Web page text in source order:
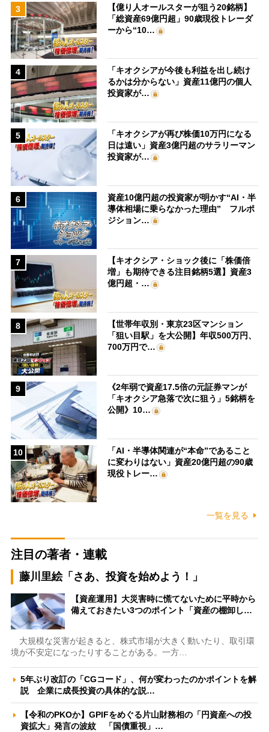
3
【億り人オールスターが狙う20銘柄】
「総資産69億円超」90歳現役トレーダ
ーから“10…
4
「キオクシアが今後も利益を出し続け
るかは分からない」資産11億円の個人
投資家が…
5
「キオクシアが再び株価10万円になる
日は遠い」資産3億円超のサラリーマン
投資家が…
6
資産10億円超の投資家が明かす“AI・半
導体相場に乗らなかった理由” フルポ
ジション…
7
【キオクシア・ショック後に「株価倍
増」も期待できる注目銘柄5選】資産3
億円超・…
8
【世帯年収別・東京23区マンション
「狙い目駅」を大公開】年収500万円、
700万円で…
9
《2年弱で資産17.5倍の元証券マンが
「キオクシア急落で次に狙う」5銘柄を
公開》10…
10
「AI・半導体関連が“本命”であること
に変わりはない」資産20億円超の90歳
現役トレー…
一覧を見る
注目の著者・連載
藤川里絵「さあ、投資を始めよう！」
【資産運用】大災害時に慌てないために平時から
備えておきたい3つのポイント「資産の棚卸し…
大規模な災害が起きると、株式市場が大きく動いたり、取引環
境が不安定になったりすることがある。一方…
5年ぶり改訂の「CGコード」、何が変わったのかポイントを解
説 企業に成長投資の具体的な説…
【令和のPKOか】GPIFをめぐる片山財務相の「円資産への投
資拡大」発言の波紋 「国債重視」…